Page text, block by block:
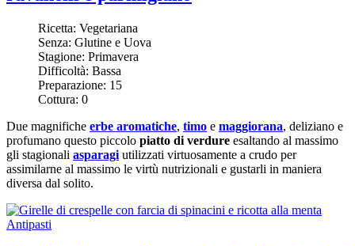
Ricetta: Vegetariana
Senza: Glutine e Uova
Stagione: Primavera
Difficoltà: Bassa
Preparazione: 15
Cottura: 0
Due magnifiche erbe aromatiche, timo e maggiorana, deliziano e
profumano questo piccolo piatto di verdure esaltando al massimo
gli stagionali asparagi utilizzati virtuosamente a crudo per
assimilarne al massimo le virtù nutrizionali e gustarli in maniera
diversa dal solito.
Antipasti